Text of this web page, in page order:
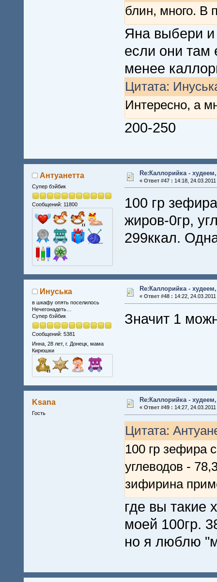
блин, много. В
Яна выбери
если они там
менее
Цитата:
Интересно, а
200-250
Антуанетта
Супер бэйбик
Сообщений: 11800
Re:Каллорийка -
« Ответ #47 : 14:18, 24.03.2011
100 гр
жиров-0гр,
299ккал.
Инуська
в шкафу опять поселилось
Нечегонадеть…
Супер бэйбик
Сообщений: 5381
Инна, 28 лет, г. Донецк, мама
Кирюшки
Re:Каллорийка -
« Ответ #48 : 14:22, 24.03.2011
Значит 1
Ksana
Гость
Re:Каллорийка -
« Ответ #49 : 14:27, 24.03.2011
Цитата:
100 гр зефира
углеводов -
зифирина
где вы такие
моей 100гр.
но я люблю